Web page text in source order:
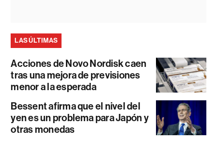
LAS ÚLTIMAS
Acciones de Novo Nordisk caen
tras una mejora de previsiones
menor a la esperada
Bessent afirma que el nivel del
yen es un problema para Japón y
otras monedas